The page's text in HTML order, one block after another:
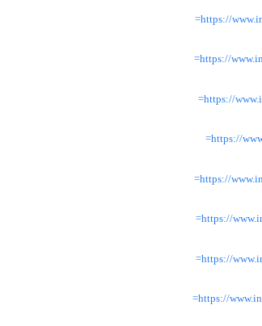
https://
https://
https://
https://
https://
https://
https://
https://